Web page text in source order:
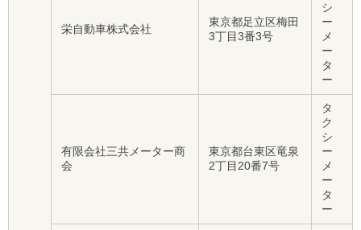
栄自動車株式会社
東京都足立区梅田
3丁目3番3号
シ
ー
メ
ー
タ
ー
有限会社三共メーター商
会
東京都台東区竜泉
2丁目20番7号
タ
ク
シ
ー
メ
ー
タ
ー